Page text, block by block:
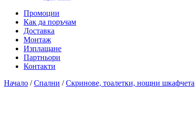
Промоции
Как да поръчам
Доставка
Монтаж
Изплащане
Партньори
Контакти
Начало /Спални /Скринове, тоалетки, нощни шкафчета